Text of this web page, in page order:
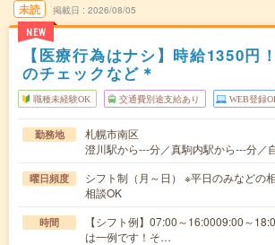
未読
NEW
掲載日 2026/08/05
【医療行為はナシ】時給1350円
のチェックなど＊
職種未経験OK 交通費別途支給あり WEB登録
勤務地
札幌市南区
澄川駅から---分／真駒内駅から---分／
曜日頻度
シフト制（月～日） ※平日のみなどの
相談OK
時間
【シフト例】07:00～16:0009:00～
は一例です！そ…